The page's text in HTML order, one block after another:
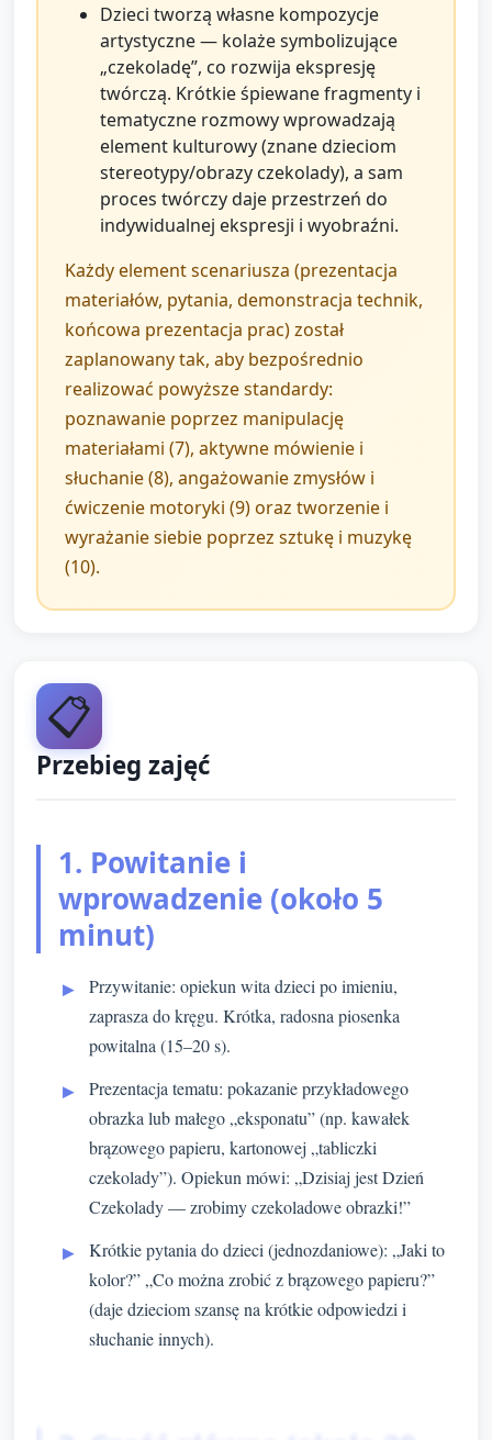
Dzieci tworzą własne kompozycje
artystyczne — kolaże symbolizujące
„czekoladę”, co rozwija ekspresję
twórczą. Krótkie śpiewane fragmenty i
tematyczne rozmowy wprowadzają
element kulturowy (znane dzieciom
stereotypy/obrazy czekolady), a sam
proces twórczy daje przestrzeń do
indywidualnej ekspresji i wyobraźni.
Każdy element scenariusza (prezentacja
materiałów, pytania, demonstracja technik,
końcowa prezentacja prac) został
zaplanowany tak, aby bezpośrednio
realizować powyższe standardy:
poznawanie poprzez manipulację
materiałami (7), aktywne mówienie i
słuchanie (8), angażowanie zmysłów i
ćwiczenie motoryki (9) oraz tworzenie i
wyrażanie siebie poprzez sztukę i muzykę
(10).
📋
Przebieg zajęć
1. Powitanie i
wprowadzenie (około 5
minut)
Przywitanie: opiekun wita dzieci po imieniu,
zaprasza do kręgu. Krótka, radosna piosenka
powitalna (15–20 s).
Prezentacja tematu: pokazanie przykładowego
obrazka lub małego „eksponatu” (np. kawałek
brązowego papieru, kartonowej „tabliczki
czekolady”). Opiekun mówi: „Dzisiaj jest Dzień
Czekolady — zrobimy czekoladowe obrazki!”
Krótkie pytania do dzieci (jednozdaniowe): „Jaki to
kolor?” „Co można zrobić z brązowego papieru?”
(daje dzieciom szansę na krótkie odpowiedzi i
słuchanie innych).